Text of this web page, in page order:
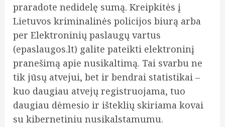
praradote nedidelę sumą. Kreipkitės į
Lietuvos kriminalinės policijos biurą arba
per Elektroninių paslaugų vartus
(epaslaugos.lt) galite pateikti elektroninį
pranešimą apie nusikaltimą. Tai svarbu ne
tik jūsų atvejui, bet ir bendrai statistikai –
kuo daugiau atvejų registruojama, tuo
daugiau dėmesio ir išteklių skiriama kovai
su kibernetiniu nusikalstamumu.